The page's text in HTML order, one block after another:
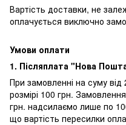
Вартість доставки, не
оплачується виключно
Умови оплати
1. Післяплата "Нова
При замовленні на суму
розмірі 100 грн.
грн. надсилаємо лише по
що вартість пересилки